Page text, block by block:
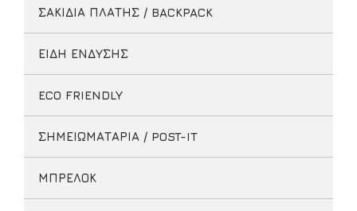
ΣΑΚΙΔΙΑ ΠΛΑΤΗΣ / BACKPACK
ΕΙΔΗ ΕΝΔΥΣΗΣ
ECO FRIENDLY
ΣΗΜΕΙΩΜΑΤΑΡΙΑ / POST-IT
ΜΠΡΕΛΟΚ